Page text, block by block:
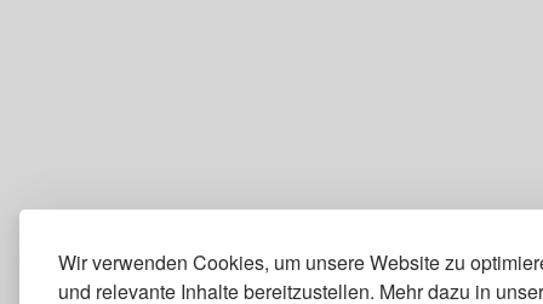
Wir verwenden Cookies, um unsere Website zu
und relevante Inhalte bereitzustellen. Mehr dazu in